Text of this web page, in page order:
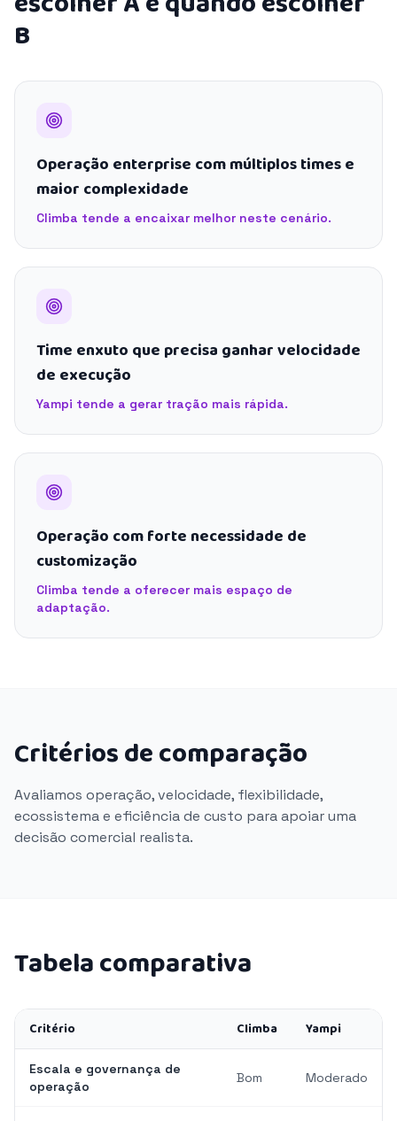
B
Operação enterprise com múltiplos times e
maior complexidade
Climba tende a encaixar melhor neste cenário.
Time enxuto que precisa ganhar velocidade
de execução
Yampi tende a gerar tração mais rápida.
Operação com forte necessidade de
customização
Climba tende a oferecer mais espaço de
adaptação.
Critérios de comparação
Avaliamos operação, velocidade, flexibilidade,
ecossistema e eficiência de custo para apoiar uma
decisão comercial realista.
Tabela comparativa
Critério Climba Yampi
Escala e governança de
operação
Bom Moderado